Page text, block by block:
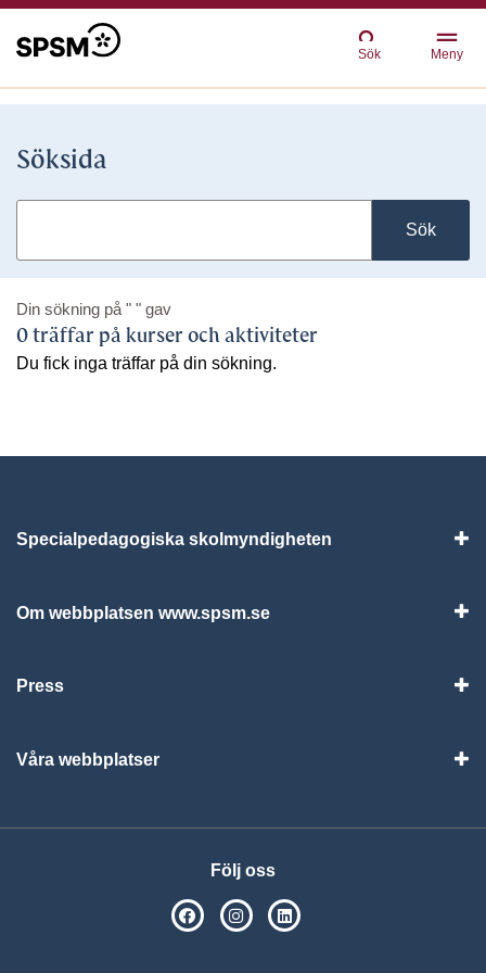
Sök Meny
Söksida
Sök
Din sökning på " " gav
0 träffar på kurser och aktiviteter
Du fick inga träffar på din sökning.
Specialpedagogiska skolmyndigheten
Om webbplatsen www.spsm.se
Press
Våra webbplatser
Följ oss
SPSM på Facebook
SPSM på Instagram